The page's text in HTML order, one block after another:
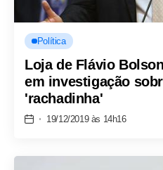
Política
Loja de Flávio
em investigação
'rachadinha'
19/12/2019 às 14h16